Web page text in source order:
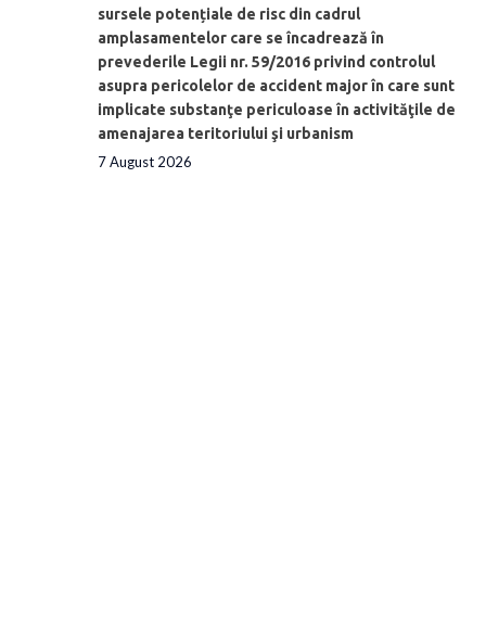
sursele potențiale de risc din cadrul
amplasamentelor care se încadrează în
prevederile Legii nr. 59/2016 privind controlul
asupra pericolelor de accident major în care sunt
implicate substanţe periculoase în activităţile de
amenajarea teritoriului şi urbanism
7 August 2026